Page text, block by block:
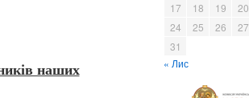
наших
17
18 19 20
24
25 26 27
31
« Лис